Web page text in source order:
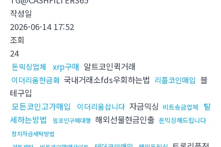
작성일
2026-06-14 17:52
조회
24
돈믹싱업체 xrp구매 알트코인퀵거래
이더리움현금화 국내거래소fds우회하는법 리플코인매입 블
테구입
모든코인고가매입
이더리움삽니다 자금믹싱 비트송금업체
탈
세하는방법
밈코인구매대행 해외선물현금인출 돈믹싱해드립니다
정치자금세탁방법